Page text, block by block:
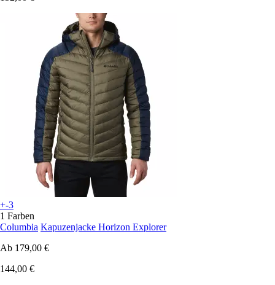
+-3
1 Farben
Columbia Kapuzenjacke Horizon Explorer
Ab 179,00 €
144,00 €